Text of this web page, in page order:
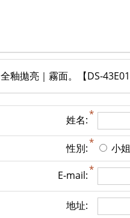
全釉拋亮｜霧面。【DS-
姓名:
性別: 小姐
E-mail:
地址: